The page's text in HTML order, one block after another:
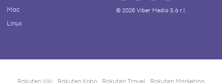
Mac
Linux
© 2026Viber Media S.à r.l.
Rakuten Viki Rakuten Kobo Rakuten Travel Rakuten Marketing